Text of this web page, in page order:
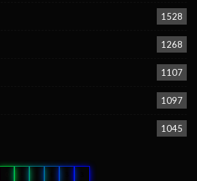
1528
1268
1107
1097
1045